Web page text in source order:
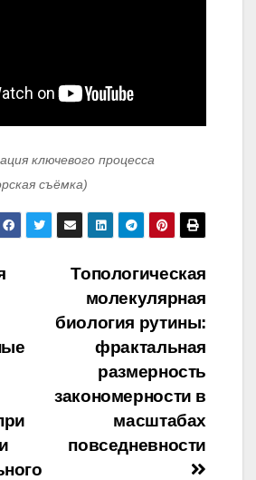
ключевого процесса
съёмка)
Топологическая
молекулярная
биология рутины:
фрактальная
размерность
закономерности в
масштабах
повседневности